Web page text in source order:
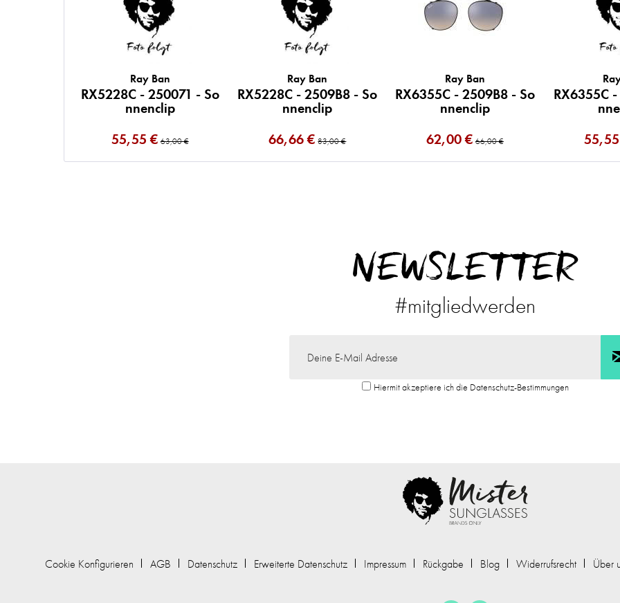
Ray Ban
RX5228C - 250071 - So
nnenclip
55,55 € 63,00 €
Ray Ban
RX5228C - 2509B8 - So
nnenclip
66,66 € 83,00 €
Ray Ban
RX6355C - 2509B8 - So
nnenclip
62,00 € 66,00 €
RX6355C
NEWSLETTER
#mitgliedwerden
Hiermit akzeptiere ich die Datenschutz-Bestimmungen
Cookie Konfigurieren AGB Datenschutz Erweiterte Datenschutz Impressum Rückgabe Blog Widerrufsrecht Über